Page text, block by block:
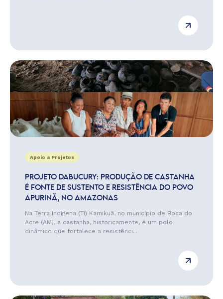
Apoio a Projetos
PROJETO DABUCURY: PRODUÇÃO DE CASTANHA
É FONTE DE SUSTENTO E RESISTÊNCIA DO POVO
APURINÃ, NO AMAZONAS
Na Terra Indígena (TI) Kamikuã, no município de Boca do
Acre (AM), a castanha, historicamente, é um polo
dinâmico que fortalece a resistênci...